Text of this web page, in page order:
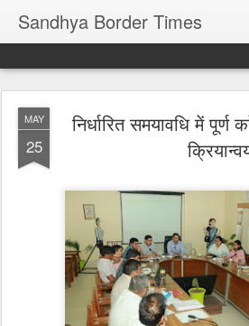
Sandhya Border Times
MAY
25
निर्धारित समयावधि में